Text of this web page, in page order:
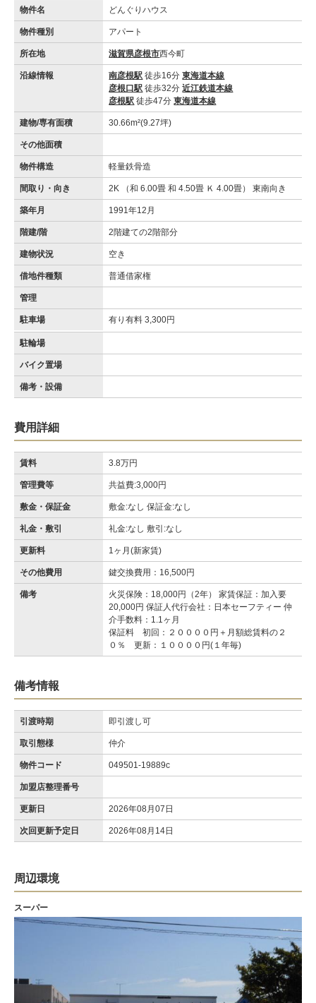
物件名 どんぐりハウス
物件種別 アパート
所在地 滋賀県彦根市西今町
沿線情報 南彦根駅 徒歩16分東海道本線
彦根口駅 徒歩32分近江鉄道本線
彦根駅 徒歩47分東海道本線
建物/専有面積 30.66m²(9.27坪)
その他面積
物件構造 軽量鉄骨造
間取り・向き 2K （和 6.00畳 和 4.50畳 Ｋ 4.00畳） 東南向き
築年月 1991年12月
階建/階 2階建ての2階部分
建物状況 空き
借地件種類 普通借家権
管理
駐車場 有り有料 3,300円
駐輪場
バイク置場
備考・設備
費用詳細
賃料 3.8万円
管理費等 共益費:3,000円
敷金・保証金 敷金:なし 保証金:なし
礼金・敷引 礼金:なし 敷引:なし
更新料 1ヶ月(新家賃)
その他費用 鍵交換費用：16,500円
備考
火災保険：18,000円（2年） 家賃保証：加入要
20,000円 保証人代行会社：日本セーフティー 仲
介手数料：1.1ヶ月
保証料 初回：２００００円＋月額総賃料の２
０％ 更新：１００００円(１年毎)
備考情報
引渡時期 即引渡し可
取引態様 仲介
物件コード 049501-19889c
加盟店整理番号
更新日 2026年08月07日
次回更新予定日 2026年08月14日
周辺環境
スーパー